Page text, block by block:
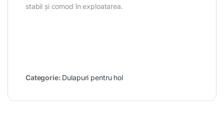
stabil și comod în exploatarea.
Categorie: Dulapuri pentru hol